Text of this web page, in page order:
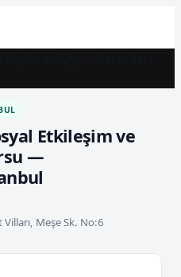
Etkileşim ve
—
Meşe Sk. No:6